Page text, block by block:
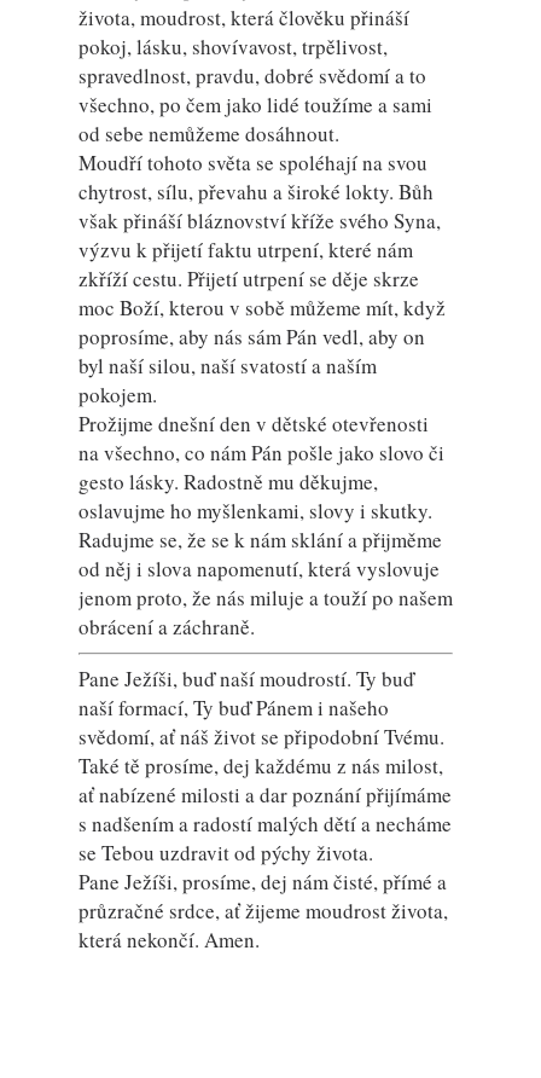
života, moudrost, která člověku přináší
pokoj, lásku, shovívavost, trpělivost,
spravedlnost, pravdu, dobré svědomí a to
všechno, po čem jako lidé toužíme a sami
od sebe nemůžeme dosáhnout.
Moudří tohoto světa se spoléhají na svou
chytrost, sílu, převahu a široké lokty. Bůh
však přináší bláznovství kříže svého Syna,
výzvu k přijetí faktu utrpení, které nám
zkříží cestu. Přijetí utrpení se děje skrze
moc Boží, kterou v sobě můžeme mít, když
poprosíme, aby nás sám Pán vedl, aby on
byl naší silou, naší svatostí a naším
pokojem.
Prožijme dnešní den v dětské otevřenosti
na všechno, co nám Pán pošle jako slovo či
gesto lásky. Radostně mu děkujme,
oslavujme ho myšlenkami, slovy i skutky.
Radujme se, že se k nám sklání a přijměme
od něj i slova napomenutí, která vyslovuje
jenom proto, že nás miluje a touží po našem
obrácení a záchraně.
Pane Ježíši, buď naší moudrostí. Ty buď
naší formací, Ty buď Pánem i našeho
svědomí, ať náš život se připodobní Tvému.
Také tě prosíme, dej každému z nás milost,
ať nabízené milosti a dar poznání přijímáme
s nadšením a radostí malých dětí a necháme
se Tebou uzdravit od pýchy života.
Pane Ježíši, prosíme, dej nám čisté, přímé a
průzračné srdce, ať žijeme moudrost života,
která nekončí. Amen.